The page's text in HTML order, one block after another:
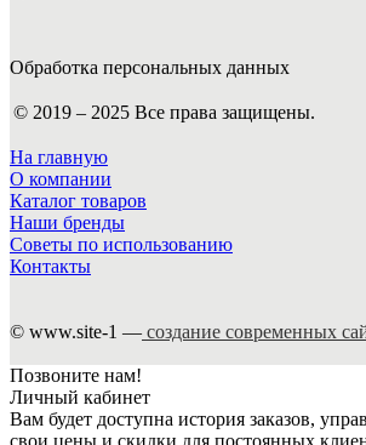
Обработка персональных данных
© 2019 – 2025 Все права защищены.
На главную
О компании
Каталог товаров
Наши бренды
Советы по использованию
Контакты
© www.site-1 — создание современных
Позвоните нам!
Личный кабинет
Вам будет доступна история заказов,
свои цены и скидки для постоянных